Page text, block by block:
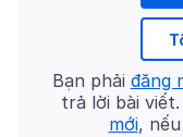
Bạn phải đăng
trả lời bài
mới,